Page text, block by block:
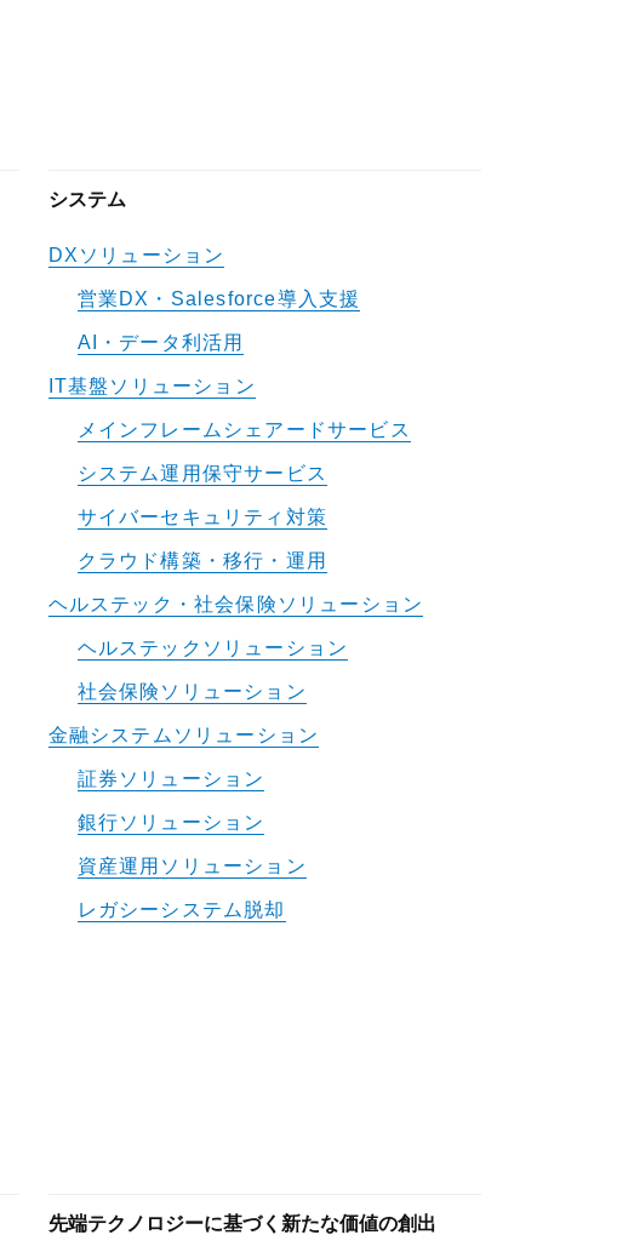
システム
DXソリューション
営業DX・Salesforce導入支援
AI・データ利活用
IT基盤ソリューション
メインフレームシェアードサービス
システム運用保守サービス
サイバーセキュリティ対策
クラウド構築・移行・運用
ヘルステック・社会保険ソリューション
ヘルステックソリューション
社会保険ソリューション
金融システムソリューション
証券ソリューション
銀行ソリューション
資産運用ソリューション
レガシーシステム脱却
先端テクノロジーに基づく新たな価値の創出